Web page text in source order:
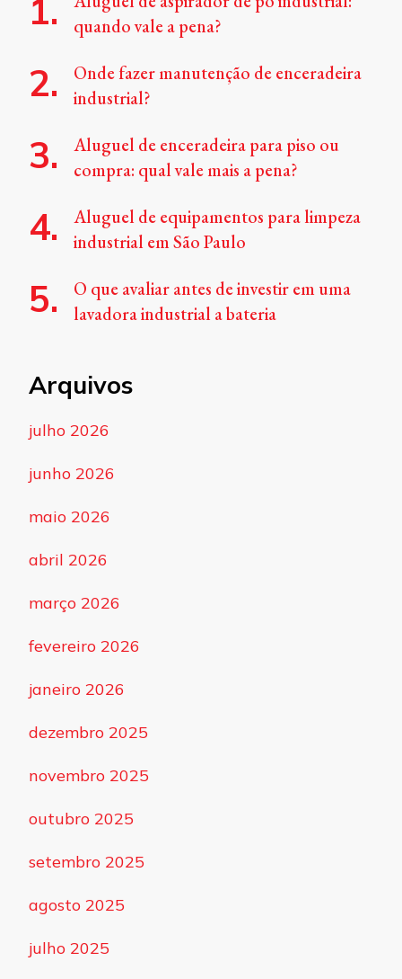
quando vale a pena?
Onde fazer manutenção de enceradeira
industrial?
Aluguel de enceradeira para piso ou
compra: qual vale mais a pena?
Aluguel de equipamentos para limpeza
industrial em São Paulo
O que avaliar antes de investir em uma
lavadora industrial a bateria
Arquivos
julho 2026
junho 2026
maio 2026
abril 2026
março 2026
fevereiro 2026
janeiro 2026
dezembro 2025
novembro 2025
outubro 2025
setembro 2025
agosto 2025
julho 2025